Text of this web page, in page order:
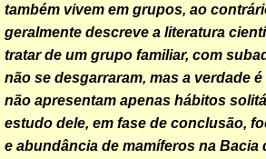
também vivem em grupos, ao
geralmente descreve a literatura
tratar de um grupo familiar, com
não se desgarraram, mas a verdade
não apresentam apenas hábitos
estudo dele, em fase de conclusão,
e abundância de mamíferos na Bacia